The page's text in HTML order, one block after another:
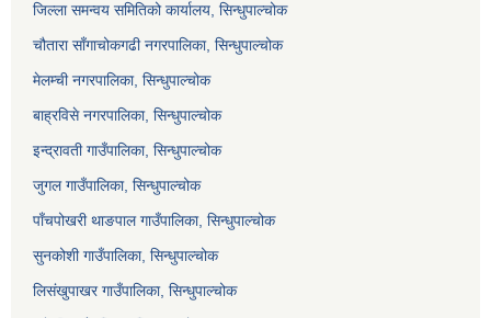
जिल्ला समन्वय समितिको कार्यालय, सिन्धुपाल्चोक
चौतारा साँगाचोकगढी नगरपालिका, सिन्धुपाल्चोक
मेलम्ची नगरपालिका, सिन्धुपाल्चोक
बाह्रविसे नगरपालिका, सिन्धुपाल्चोक
इन्द्रावती गाउँपालिका, सिन्धुपाल्चोक
जुगल गाउँपालिका, सिन्धुपाल्चोक
पाँचपोखरी थाङपाल गाउँपालिका, सिन्धुपाल्चोक
सुनकोशी गाउँपालिका, सिन्धुपाल्चोक
लिसंखुपाखर गाउँपालिका, सिन्धुपाल्चोक